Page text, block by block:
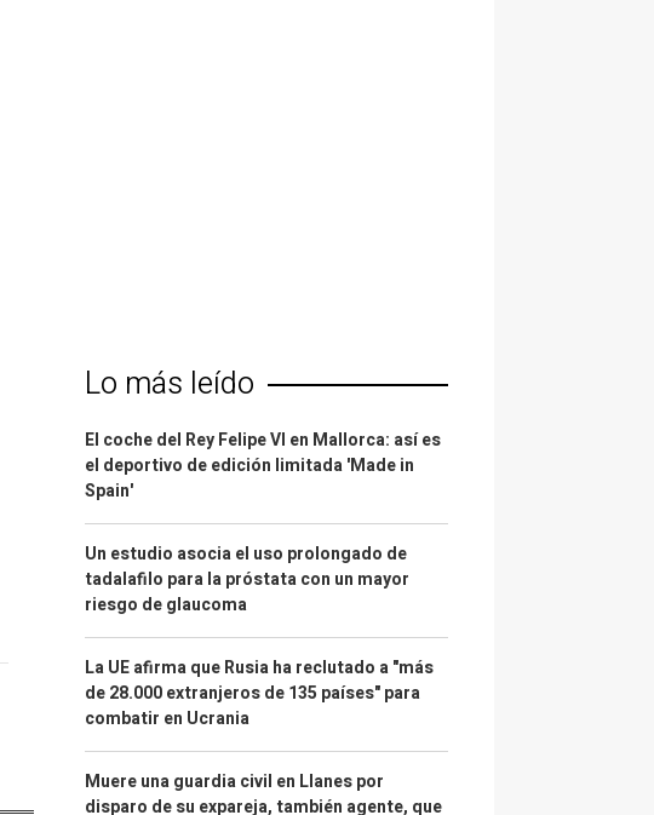
Lo más leído
El coche del Rey Felipe VI en Mallorca: así es
el deportivo de edición limitada 'Made in
Spain'
Un estudio asocia el uso prolongado de
tadalafilo para la próstata con un mayor
riesgo de glaucoma
La UE afirma que Rusia ha reclutado a "más
de 28.000 extranjeros de 135 países" para
combatir en Ucrania
Muere una guardia civil en Llanes por
disparo de su expareja, también agente, que